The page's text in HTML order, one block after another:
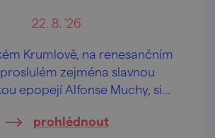
22. 8. '26
Krumlově, na renesančním
zejména slavnou
epopejí Alfonse Muchy, si
objektů po celé republice až
prohlédnout